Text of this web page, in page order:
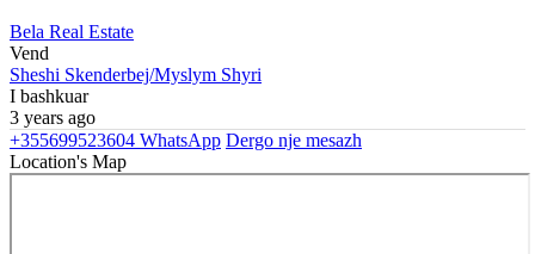
Bela Real Estate
Vend
Sheshi Skenderbej/Myslym Shyri
I bashkuar
3 years ago
+355699523604 WhatsApp Dergo nje mesazh
Location's Map